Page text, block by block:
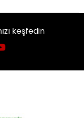
keşfedin